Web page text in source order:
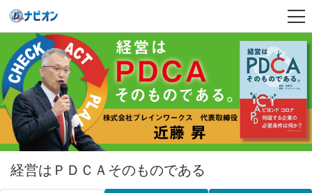
経営はＰＤＣＡそのものである